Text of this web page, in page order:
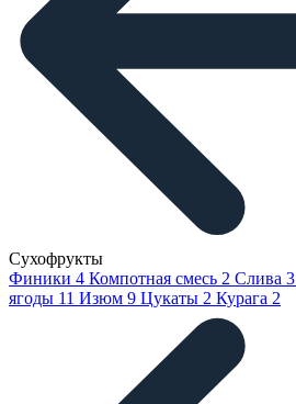
Сухофрукты
Финики 4 Компотная смесь 2 Слива 3
ягоды 11 Изюм 9 Цукаты 2 Курага 2